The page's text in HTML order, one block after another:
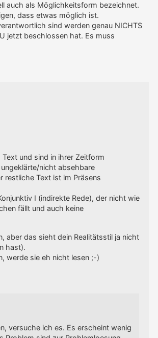
auch als Möglichkeitsform bezeichnet.
dass etwas möglich ist.
sind werden genau NICHTS
jetzt beschlossen hat. Es muss
und sind in ihrer Zeitform
nicht absehbare
restliche Text ist im Präsens
I (indirekte Rede), der nicht wie
fällt und auch keine
aber das sieht dein Realitätsstil ja nicht
hast).
werde sie eh nicht lesen ;-)
versuche ich es. Es erscheint wenig